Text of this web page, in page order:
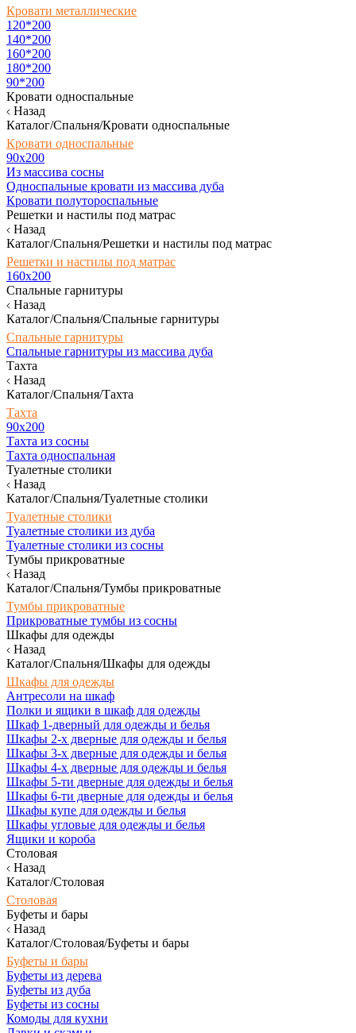
Кровати металлические
120*200
140*200
160*200
180*200
90*200
Кровати односпальные
Назад
Каталог/Спальня/Кровати односпальные
Кровати односпальные
90х200
Из массива сосны
Односпальные кровати из массива дуба
Кровати полутороспальные
Решетки и настилы под матрас
Назад
Каталог/Спальня/Решетки и настилы под матрас
Решетки и настилы под матрас
160х200
Спальные гарнитуры
Назад
Каталог/Спальня/Спальные гарнитуры
Спальные гарнитуры
Спальные гарнитуры из массива дуба
Тахта
Назад
Каталог/Спальня/Тахта
Тахта
90х200
Тахта из сосны
Тахта односпальная
Туалетные столики
Назад
Каталог/Спальня/Туалетные столики
Туалетные столики
Туалетные столики из дуба
Туалетные столики из сосны
Тумбы прикроватные
Назад
Каталог/Спальня/Тумбы прикроватные
Тумбы прикроватные
Прикроватные тумбы из сосны
Шкафы для одежды
Назад
Каталог/Спальня/Шкафы для одежды
Шкафы для одежды
Антресоли на шкаф
Полки и ящики в шкаф для одежды
Шкаф 1-дверный для одежды и белья
Шкафы 2-х дверные для одежды и белья
Шкафы 3-х дверные для одежды и белья
Шкафы 4-х дверные для одежды и белья
Шкафы 5-ти дверные для одежды и белья
Шкафы 6-ти дверные для одежды и белья
Шкафы купе для одежды и белья
Шкафы угловые для одежды и белья
Ящики и короба
Столовая
Назад
Каталог/Столовая
Столовая
Буфеты и бары
Назад
Каталог/Столовая/Буфеты и бары
Буфеты и бары
Буфеты из дерева
Буфеты из дуба
Буфеты из сосны
Комоды для кухни